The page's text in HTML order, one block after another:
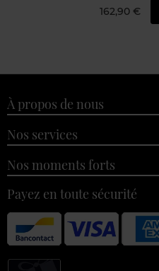
162,90 €
À propos de nous
Nos services
Nos moments forts
Payez en toute sécurité